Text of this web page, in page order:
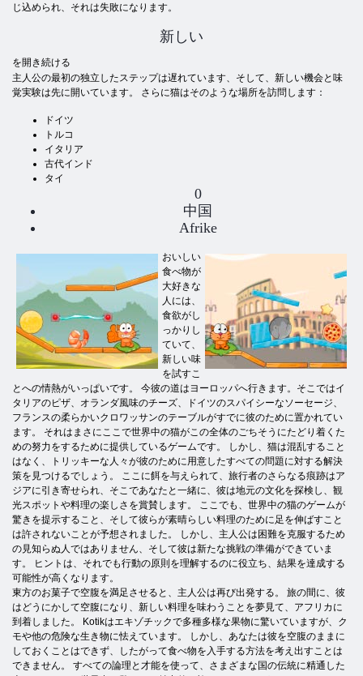
じ込められ、それは失敗になります。
新しい
を開き続ける
主人公の最初の独立したステップは遅れています、そして、新しい機会と味
覚実験は先に開いています。 さらに猫はそのような場所を訪問します：
ドイツ
トルコ
イタリア
古代インド
タイ
0
中国
Afrike
おいしい
食べ物が
大好きな
人には、
食欲がし
っかりし
ていて、
新しい味
を試すこ
とへの情熱がいっぱいです。 今彼の道はヨーロッパへ行きます。そこではイ
タリアのピザ、オランダ風味のチーズ、ドイツのスパイシーなソーセージ、
フランスの柔らかいクロワッサンのテーブルがすでに彼のために置かれてい
ます。 それはまさにここで世界中の猫がこの全体のごちそうにたどり着くた
めの努力をするために提供しているゲームです。 しかし、猫は混乱すること
はなく、トリッキーな人々が彼のために用意したすべての問題に対する解決
策を見つけるでしょう。 ここに餌を与えられて、旅行者のさらなる痕跡はア
ジアに引き寄せられ、そこであなたと一緒に、彼は地元の文化を探検し、観
光スポットや料理の楽しさを賞賛します。 ここでも、世界中の猫のゲームが
驚きを提示すること、そして彼らが素晴らしい料理のために足を伸ばすこと
は許されないことが予想されました。 しかし、主人公は困難を克服するため
の見知らぬ人ではありません、そして彼は新たな挑戦の準備ができていま
す。 ヒントは、それでも行動の原則を理解するのに役立ち、結果を達成する
可能性が高くなります。
東方のお菓子で空腹を満足させると、主人公は再び出発する。 旅の間に、彼
はどうにかして空腹になり、新しい料理を味わうことを夢見て、アフリカに
到着しました。 Kotikはエキゾチックで多種多様な果物に驚いていますが、ク
モや他の危険な生き物に怯えています。 しかし、あなたは彼を空腹のままに
しておくことはできず、したがって食べ物を入手する方法を考え出すことは
できません。 すべての論理と才能を使って、さまざまな国の伝統に精通した